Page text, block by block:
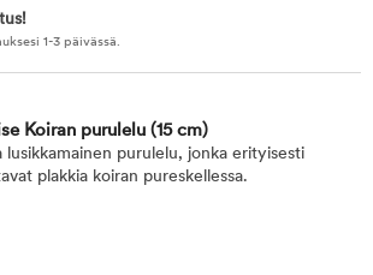
1-3 päivässä.
Koiran purulelu (15 cm)
lusikkamainen purulelu, jonka erityisesti
plakkia koiran pureskellessa.